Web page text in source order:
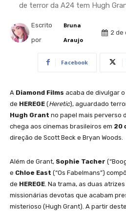
de terror da A24 tem Hugh
Escrito
por
Bruna
Araujo
2 de
Facebook
A Diamond Films acaba de divulgar
de HEREGE (Heretic), aguardado
Hugh Grant no papel mais perverso
chega aos cinemas brasileiros em 20
direção de Scott Beck e Bryan Woods.
Além de Grant, Sophie Tacher
e Chloe East (“Os Fabelmans”)
de HEREGE . Na trama, as duas
missionárias devotas que acabam
misterioso (Hugh Grant). A partir